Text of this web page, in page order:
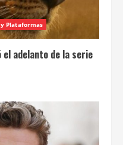
y Plataformas
adelanto de la serie